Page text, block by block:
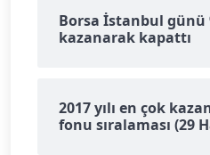
Borsa İstanbul günü
kazanarak kapattı
2017 yılı en çok
fonu sıralaması (29